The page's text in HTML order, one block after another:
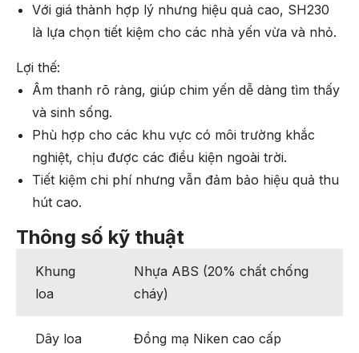
Với giá thành hợp lý nhưng hiệu quả cao, SH230
là lựa chọn tiết kiệm cho các nhà yến vừa và nhỏ.
Lợi thế:
Âm thanh rõ ràng, giúp chim yến dễ dàng tìm thấy
và sinh sống.
Phù hợp cho các khu vực có môi trường khắc
nghiệt, chịu được các điều kiện ngoài trời.
Tiết kiệm chi phí nhưng vẫn đảm bảo hiệu quả thu
hút cao.
Thông số kỹ thuật
Khung
loa
Nhựa ABS (20% chất chống
cháy)
Dây loa Đồng mạ Niken cao cấp